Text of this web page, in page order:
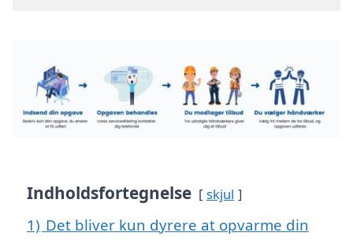
Indholdsfortegnelse skjul
1) Det bliver kun dyrere at opvarme din